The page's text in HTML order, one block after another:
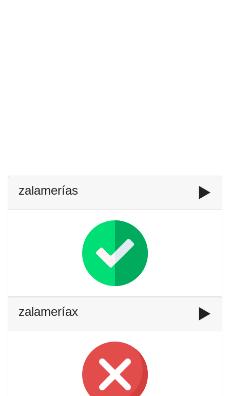
zalamerías ▶️
zalameríax ▶️